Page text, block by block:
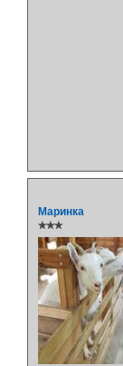
Маринка
✯✯✯